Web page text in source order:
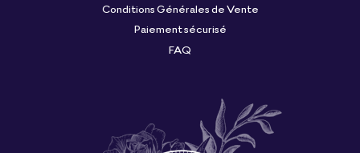
Conditions Générales de Vente
Paiement sécurisé
FAQ